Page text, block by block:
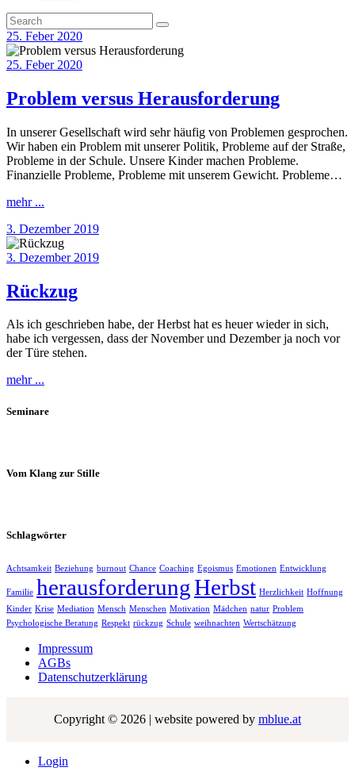
25. Feber 2020
25. Feber 2020
Problem versus Herausforderung
In unserer Gesellschaft wird sehr häufig von Problemen gesprochen.
Wir haben ein Problem mit unserer Politik, Probleme auf der Straße,
Probleme in der Schule. Unsere Kinder machen Probleme.
Finanzielle Probleme, Probleme mit unserem Gewicht. Probleme…
mehr ...
3. Dezember 2019
3. Dezember 2019
Rückzug
Als ich geschrieben habe, der Herbst hat es heuer wieder in sich,
habe ich vergessen, dass der November und Dezember ja noch vor
der Türe stehen.
mehr ...
Seminare
Vom Klang zur Stille
Schlagwörter
Achtsamkeit Beziehung burnout Chance Coaching Egoismus Emotionen Entwicklung
Familie herausforderungHerbst Herzlichkeit Hoffnung
Kinder Krise Mediation Mensch Menschen Motivation Mädchen natur Problem
Psychologische Beratung Respekt rückzug Schule weihnachten Wertschätzung
Impressum
AGBs
Datenschutzerklärung
Copyright © 2026 | website powered by mblue.at
Login